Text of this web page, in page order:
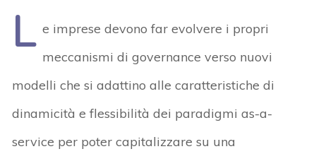
L e imprese devono far evolvere i propri
meccanismi di governance verso nuovi
modelli che si adattino alle caratteristiche di
dinamicità e flessibilità dei paradigmi as-a-
service per poter capitalizzare su una